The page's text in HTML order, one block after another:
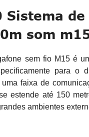
Sistema
som
sem fio M15 é
para o
faixa de
estende até 150
ambientes